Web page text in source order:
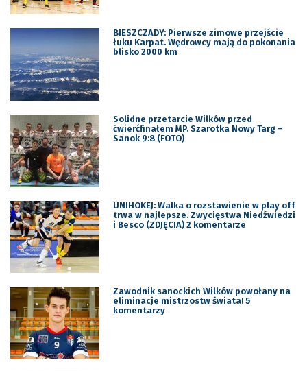
BIESZCZADY: Pierwsze zimowe przejście
łuku Karpat. Wędrowcy mają do pokonania
blisko 2000 km
Solidne przetarcie Wilków przed
ćwierćfinałem MP. Szarotka Nowy Targ –
Sanok 9:8 (FOTO)
UNIHOKEJ: Walka o rozstawienie w play off
trwa w najlepsze. Zwycięstwa Niedźwiedzi
i Besco (ZDJĘCIA) 2 komentarze
Zawodnik sanockich Wilków powołany na
eliminacje mistrzostw świata! 5
komentarzy